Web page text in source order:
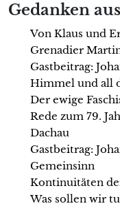
Gedanken
Von Klaus und
Grenadier
Gastbeitrag:
Himmel und all
Der ewige
Rede zum 79.
Dachau
Gastbeitrag:
Gemeinsinn
Kontinuitäten
Was sollen wir